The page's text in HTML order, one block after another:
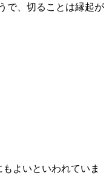
で、切ることは縁起が
よいといわれていま